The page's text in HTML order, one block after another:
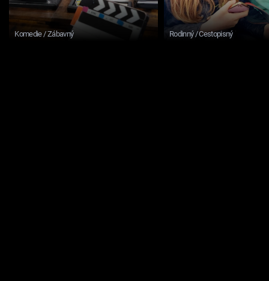
Komedie / Zábavný Rodinný / Cestopisný